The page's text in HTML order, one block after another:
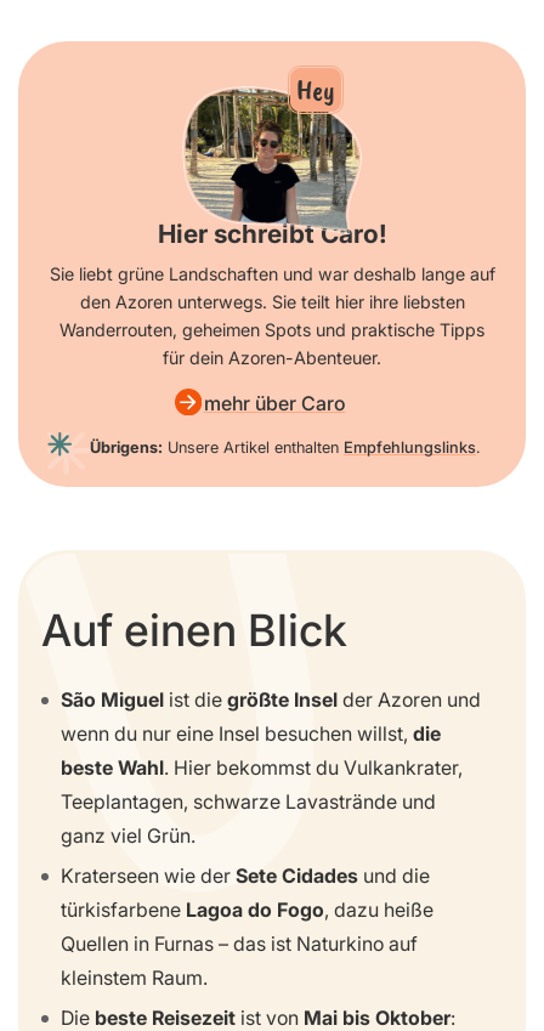
Hey
Hier schreibt Caro!
Sie liebt grüne Landschaften und war deshalb lange auf
den Azoren unterwegs. Sie teilt hier ihre liebsten
Wanderrouten, geheimen Spots und praktische Tipps
für dein Azoren-Abenteuer.
mehr über Caro
Übrigens: Unsere Artikel enthalten Empfehlungslinks.
Auf einen Blick
São Miguel ist die größte Insel der Azoren und
wenn du nur eine Insel besuchen willst, die
beste Wahl. Hier bekommst du Vulkankrater,
Teeplantagen, schwarze Lavastrände und
ganz viel Grün.
Kraterseen wie der Sete Cidades und die
türkisfarbene Lagoa do Fogo, dazu heiße
Quellen in Furnas – das ist Naturkino auf
kleinstem Raum.
Die beste Reisezeit ist von Mai bis Oktober: